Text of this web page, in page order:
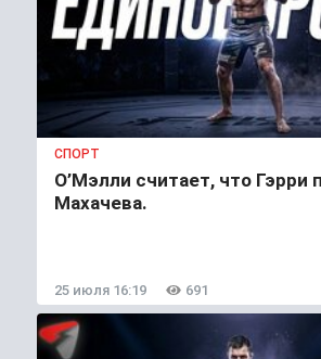
СПОРТ
О’Мэлли считает, что Гэрри
Махачева.
25 июля 16:19 691